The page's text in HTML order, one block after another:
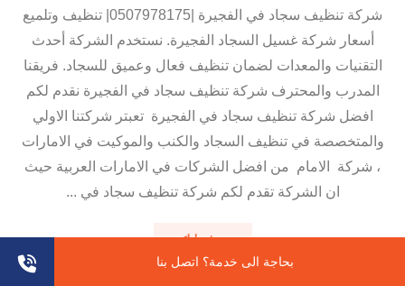
شركة تنظيف سجاد في الفجيرة |0507978175| تنظيف وتلميع
أسعار شركة غسيل السجاد الفجيرة. نستخدم الشركة أحدث
التقنيات والمعدات لضمان تنظيف فعال وعميق للسجاد. فريقنا
المدرب والمحترف شركة تنظيف سجاد في الفجيرة نقدم لكم
افضل شركة تنظيف سجاد في الفجيرة تعبتر شركتنا الاولي
والمتخصصة في تنظيف السجاد والكنب والموكيت في الامارات
، شركة الامام من افضل الشركات في الامارات العربية حيث
ان الشركة تقدم لكم شركة تنظيف سجاد في ...
اقرأ أكثر
بحاجة الى خدمة؟ اتصل بنا